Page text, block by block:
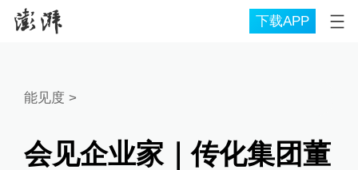
下载APP
能见度 >
会见企业家｜传化集团董